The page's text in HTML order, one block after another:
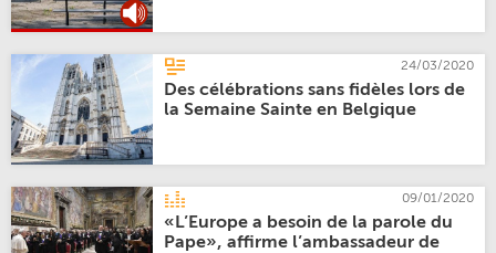
24/03/2020
Des célébrations sans fidèles lors de
la Semaine Sainte en Belgique
09/01/2020
«L’Europe a besoin de la parole du
Pape», affirme l’ambassadeur de